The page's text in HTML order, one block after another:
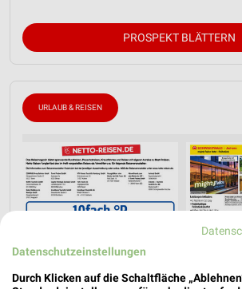
PROSPEKT BLÄTTERN
URLAUB & REISEN
Datenschutzeinstellungen
Durch Klicken auf die Schaltfläche